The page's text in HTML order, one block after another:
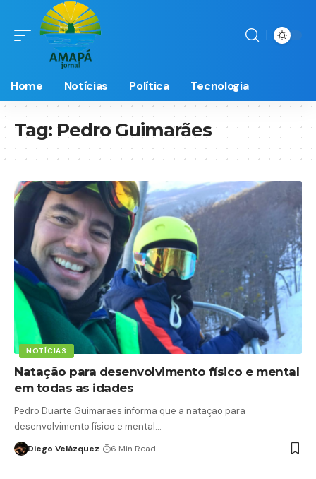
Home Notícias Política Tecnologia
Tag: Pedro Guimarães
NOTÍCIAS
Natação para desenvolvimento físico e mental
em todas as idades
Pedro Duarte Guimarães informa que a natação para
desenvolvimento físico e mental…
Diego Velázquez 6 Min Read